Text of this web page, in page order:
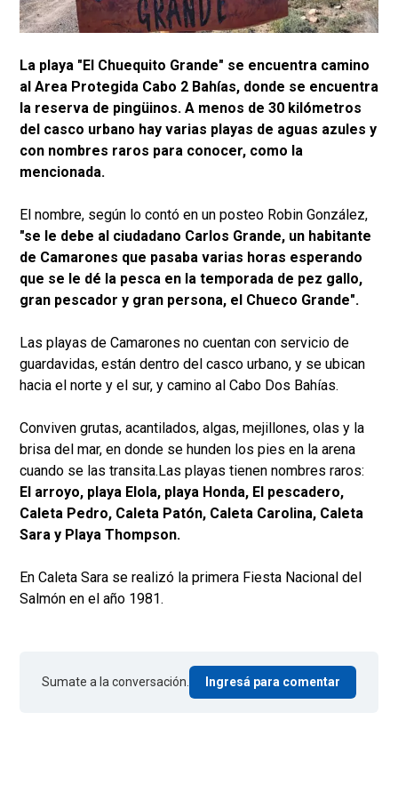
La playa "El Chuequito Grande" se encuentra camino
al Area Protegida Cabo 2 Bahías, donde se encuentra
la reserva de pingüinos. A menos de 30 kilómetros
del casco urbano hay varias playas de aguas azules y
con nombres raros para conocer, como la
mencionada.
El nombre, según lo contó en un posteo Robin González,
"se le debe al ciudadano Carlos Grande, un habitante
de Camarones que pasaba varias horas esperando
que se le dé la pesca en la temporada de pez gallo,
gran pescador y gran persona, el Chueco Grande".
Las playas de Camarones no cuentan con servicio de
guardavidas, están dentro del casco urbano, y se ubican
hacia el norte y el sur, y camino al Cabo Dos Bahías.
Conviven grutas, acantilados, algas, mejillones, olas y la
brisa del mar, en donde se hunden los pies en la arena
cuando se las transita.Las playas tienen nombres raros:
El arroyo, playa Elola, playa Honda, El pescadero,
Caleta Pedro, Caleta Patón, Caleta Carolina, Caleta
Sara y Playa Thompson.
En Caleta Sara se realizó la primera Fiesta Nacional del
Salmón en el año 1981.
Sumate a la conversación. Ingresá para comentar